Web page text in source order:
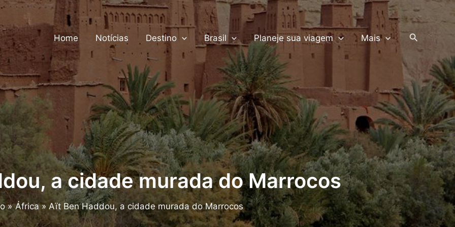
PRODUTOS TERRA
Home Notícias Destino Brasil Planeje sua viagem Mais Pesquisar
a cidade murada do Marrocos
África Aït Ben Haddou, a cidade murada do Marrocos